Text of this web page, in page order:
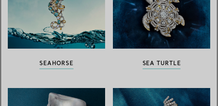
SEAHORSE SEA TURTLE